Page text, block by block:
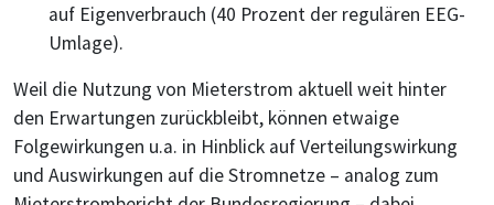
auf Eigenverbrauch (40 Prozent der regulären EEG-
Umlage).
Weil die Nutzung von Mieterstrom aktuell weit hinter
den Erwartungen zurückbleibt, können etwaige
Folgewirkungen u.a. in Hinblick auf Verteilungswirkung
und Auswirkungen auf die Stromnetze – analog zum